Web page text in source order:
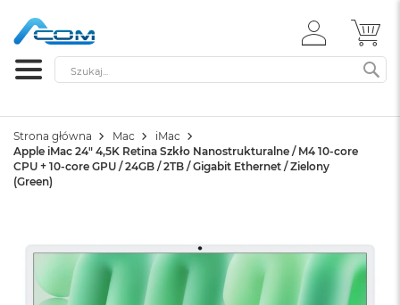
ZALOGUJ
SIĘ
Szukaj
Strona główna Mac
iMac
Apple iMac 24" 4,5K Retina Szkło Nanostrukturalne / M4 10-core
CPU + 10-core GPU / 24GB / 2TB / Gigabit Ethernet / Zielony
(Green)